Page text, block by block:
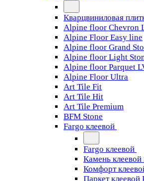
Кварцвиниловая
Alpine floor Chevron
Alpine Floor Easy line
Alpine floor Grand
Alpine floor Light
Alpine floor Parquet
Alpine Floor Ultra
Art Tile Fit
Art Tile Hit
Art Tile Premium
BFM Stone
Fargo клеевой
Fargo клеевой
Камень клеевой
Комфорт
Паркет клеевой